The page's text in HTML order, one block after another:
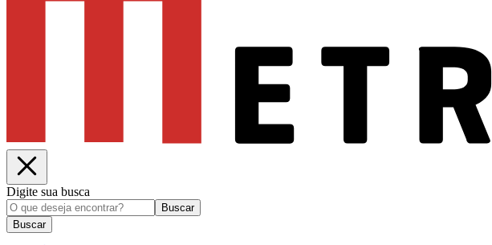
Digite sua busca
Buscar
Buscar